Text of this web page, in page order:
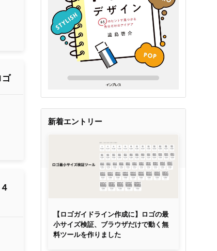
新着エントリー
【ロゴガイドライン作成に】ロゴの最
小サイズ検証、ブラウザだけで動く無
料ツールを作りました